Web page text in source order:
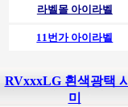
라벨몰 아이라벨
11번가 아이라벨
RVxxxLG 흰색광택
미